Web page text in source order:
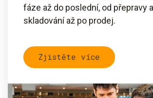
fáze až do poslední, od přepravy a
skladování až po prodej.
Zjistěte více